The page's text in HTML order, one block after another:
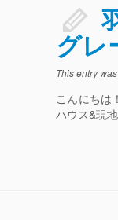
グレ
This entry
こんにちは
ハウス&現